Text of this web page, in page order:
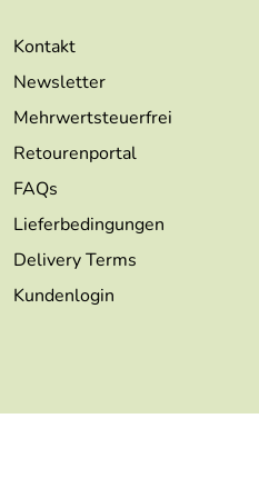
Bewertungsdatum: 18.03.2022
Kontakt
Newsletter
Mehrwertsteuerfrei
Retourenportal
FAQs
Lieferbedingungen
Delivery Terms
Kundenlogin